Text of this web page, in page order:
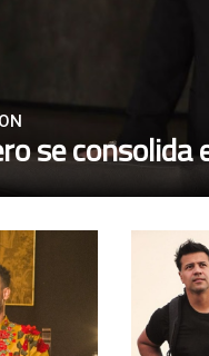
se consolida